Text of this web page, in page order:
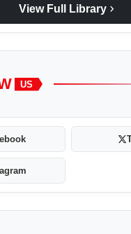
View Full Library chevron_right
US